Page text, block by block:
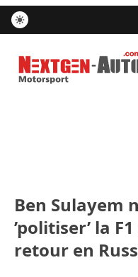
Nextgen-Auto.com
Ben Sulayem
’politiser’ la
retour en